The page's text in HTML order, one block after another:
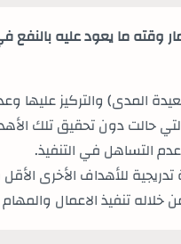
وقته ما يعود عليه
المدى) والتركيز عليها
حالت دون تحقيق تلك
التساهل في التنفيذ.
تدريجية للأهداف الأخرى
تنفيذ الاعمال